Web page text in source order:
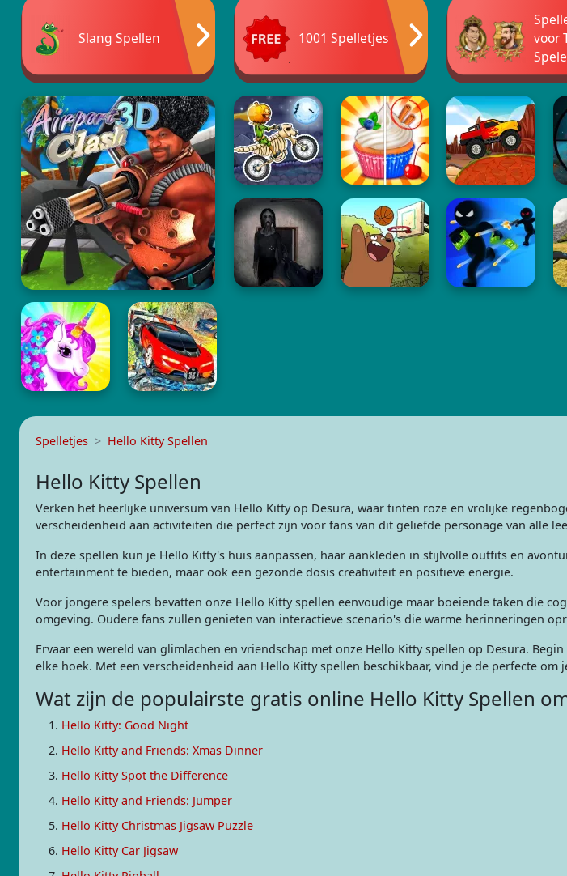
Slang Spellen 1001 Spelletjes
voor
Spelletjes Hello Kitty Spellen
Hello Kitty Spellen
Verken het heerlijke universum van Hello Kitty op Desura, waar tinten roze en vrolijke
verscheidenheid aan activiteiten die perfect zijn voor fans van dit geliefde personage van alle
In deze spellen kun je Hello Kitty's huis aanpassen, haar aankleden in stijlvolle outfits en
entertainment te bieden, maar ook een gezonde dosis creativiteit en positieve energie.
Voor jongere spelers bevatten onze Hello Kitty spellen eenvoudige maar boeiende taken die
omgeving. Oudere fans zullen genieten van interactieve scenario's die warme herinneringen
Ervaar een wereld van glimlachen en vriendschap met onze Hello Kitty spellen op Desura.
elke hoek. Met een verscheidenheid aan Hello Kitty spellen beschikbaar, vind je de perfecte
Wat zijn de populairste gratis online Hello Kitty Spellen
Hello Kitty: Good Night
Hello Kitty and Friends: Xmas Dinner
Hello Kitty Spot the Difference
Hello Kitty and Friends: Jumper
Hello Kitty Christmas Jigsaw Puzzle
Hello Kitty Car Jigsaw